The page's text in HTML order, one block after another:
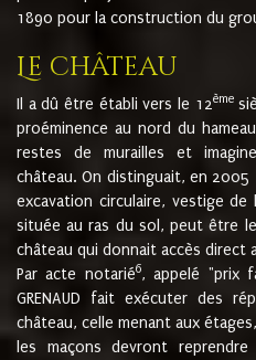
1890 pour la construction du
Le château
Il a dû être établi vers le 12ème
proéminence au nord du
restes de murailles et
château. On distinguait, en
excavation circulaire, vestige
située au ras du sol, peut être
château qui donnait accès direct
Par acte notarié6, appelé "prix
GRENAUD fait exécuter des
château, celle menant aux
les maçons devront